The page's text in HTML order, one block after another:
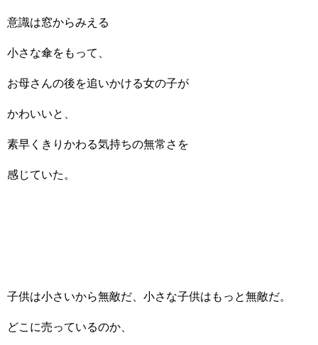
意識は窓からみえる
小さな傘をもって、
お母さんの後を追いかける女の子が
かわいいと、
素早くきりかわる気持ちの無常さを
感じていた。
子供は小さいから無敵だ、小さな子供はもっと無敵だ。
どこに売っているのか、